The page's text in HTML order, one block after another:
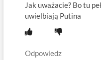
Jak uważacie? Bo tu
uwielbiają Putina
Odpowiedz